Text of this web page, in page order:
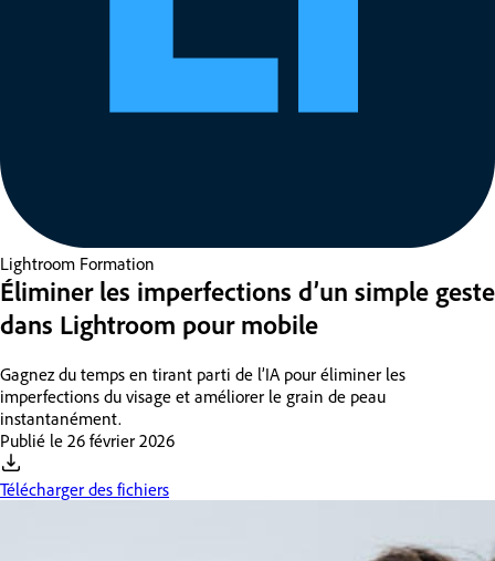
Lightroom Formation
Éliminer les imperfections d’un simple geste
dans Lightroom pour mobile
Gagnez du temps en tirant parti de l’IA pour éliminer les
imperfections du visage et améliorer le grain de peau
instantanément.
Publié le 26 février 2026
Télécharger des fichiers